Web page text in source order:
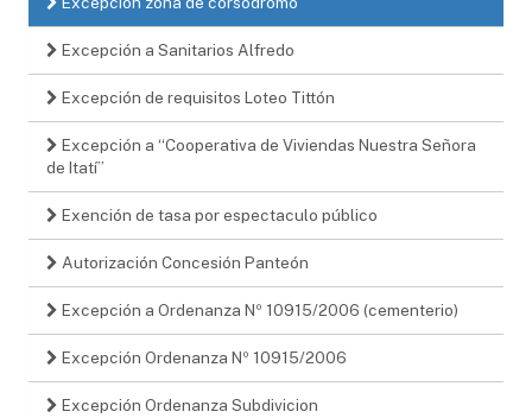
Excepción a Sanitarios Alfredo
Excepción de requisitos Loteo Tittón
Excepción a “Cooperativa de Viviendas Nuestra Señora
de Itatí”
Exención de tasa por espectaculo público
Autorización Concesión Panteón
Excepción a Ordenanza Nº 10915/2006 (cementerio)
Excepción Ordenanza Nº 10915/2006
Excepción Ordenanza Subdivicion